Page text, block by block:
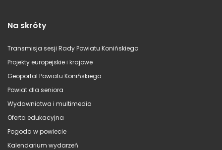
Na skróty
Transmisja sesji Rady Powiatu Konińskiego
Projekty europejskie i krajowe
Geoportal Powiatu Konińskiego
Powiat dla seniora
Wydawnictwa i multimedia
Oferta edukacyjna
Pogoda w powiecie
Kalendarium wydarzeń